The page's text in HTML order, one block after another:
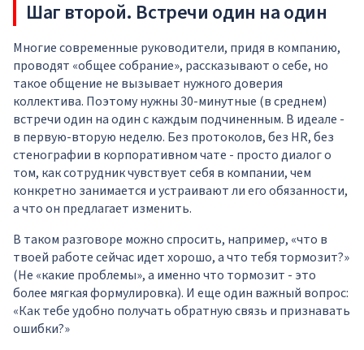
Шаг второй. Встречи один на один
Многие современные руководители, придя в компанию,
проводят «общее собрание», рассказывают о себе, но
такое общение не вызывает нужного доверия
коллектива. Поэтому нужны 30-минутные (в среднем)
встречи один на один с каждым подчиненным. В идеале -
в первую-вторую неделю. Без протоколов, без HR, без
стенографии в корпоративном чате - просто диалог о
том, как сотрудник чувствует себя в компании, чем
конкретно занимается и устраивают ли его обязанности,
а что он предлагает изменить.
В таком разговоре можно спросить, например, «что в
твоей работе сейчас идет хорошо, а что тебя тормозит?»
(Не «какие проблемы», а именно что тормозит - это
более мягкая формулировка). И еще один важный вопрос:
«Как тебе удобно получать обратную связь и признавать
ошибки?»